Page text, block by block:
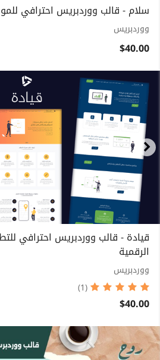
سلام - قالب ووردبريس احترافي
ووردبريس
$40.00
قيادة - قالب ووردبريس احترافي
الرقمية
ووردبريس
(1)
$40.00